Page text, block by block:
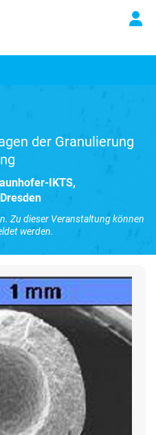
der Granulierung
IKTS,
Zu dieser Veranstaltung können
werden.